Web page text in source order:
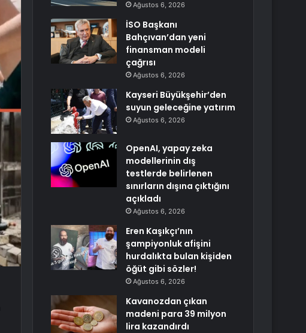
Ağustos 6, 2026
İSO Başkanı
Bahçıvan’dan yeni
finansman modeli
çağrısı
Ağustos 6, 2026
Kayseri Büyükşehir’den
suyun geleceğine yatırım
Ağustos 6, 2026
OpenAI, yapay zeka
modellerinin dış
testlerde belirlenen
sınırların dışına çıktığını
açıkladı
Ağustos 6, 2026
Eren Kaşıkçı’nın
şampiyonluk afişini
hurdalıkta bulan kişiden
öğüt gibi sözler!
Ağustos 6, 2026
Kavanozdan çıkan
madeni para 39 milyon
lira kazandırdı